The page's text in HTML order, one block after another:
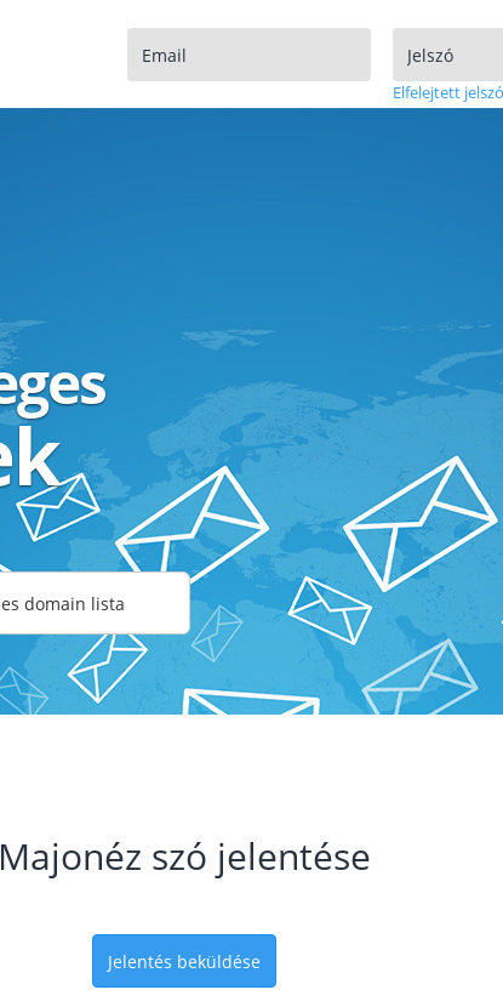
Elfelejtett jelszó
domain lista
Majonéz szó jelentése
Jelentés beküldése